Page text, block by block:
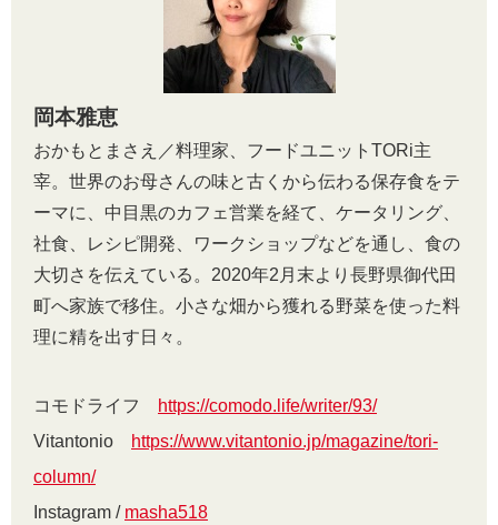
岡本雅恵
おかもとまさえ／料理家、フードユニットTORi主
宰。世界のお母さんの味と古くから伝わる保存食をテ
ーマに、中目黒のカフェ営業を経て、ケータリング、
社食、レシピ開発、ワークショップなどを通し、食の
大切さを伝えている。2020年2月末より長野県御代田
町へ家族で移住。小さな畑から獲れる野菜を使った料
理に精を出す日々。
コモドライフ
https://comodo.life/writer/93/
Vitantonio
https://www.vitantonio.jp/magazine/tori-
column/
Instagram / masha518